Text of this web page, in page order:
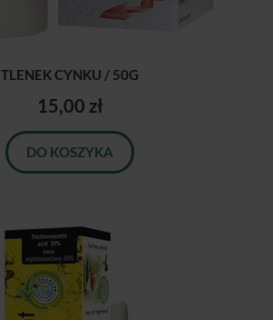
TLENEK CYNKU / 50G
15,00 zł
DO KOSZYKA